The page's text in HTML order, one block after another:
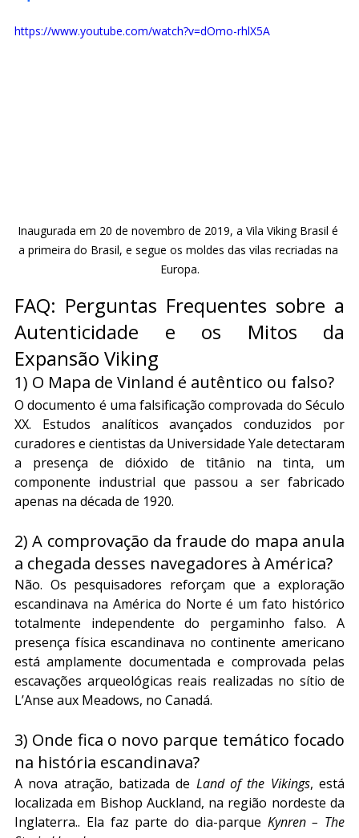
https://www.youtube.com/watch?v=dOmo-rhlX5A
Inaugurada em 20 de novembro de 2019, a Vila Viking Brasil é
a primeira do Brasil, e segue os moldes das vilas recriadas na
Europa.
FAQ: Perguntas Frequentes sobre a
Autenticidade e os Mitos da
Expansão Viking
1) O Mapa de Vinland é autêntico ou falso?
O documento é uma falsificação comprovada do Século
XX. Estudos analíticos avançados conduzidos por
curadores e cientistas da Universidade Yale detectaram
a presença de dióxido de titânio na tinta, um
componente industrial que passou a ser fabricado
apenas na década de 1920.
2) A comprovação da fraude do mapa anula
a chegada desses navegadores à América?
Não. Os pesquisadores reforçam que a exploração
escandinava na América do Norte é um fato histórico
totalmente independente do pergaminho falso. A
presença física escandinava no continente americano
está amplamente documentada e comprovada pelas
escavações arqueológicas reais realizadas no sítio de
L’Anse aux Meadows, no Canadá.
3) Onde fica o novo parque temático focado
na história escandinava?
A nova atração, batizada de Land of the Vikings, está
localizada em Bishop Auckland, na região nordeste da
Inglaterra.. Ela faz parte do dia-parque Kynren – The